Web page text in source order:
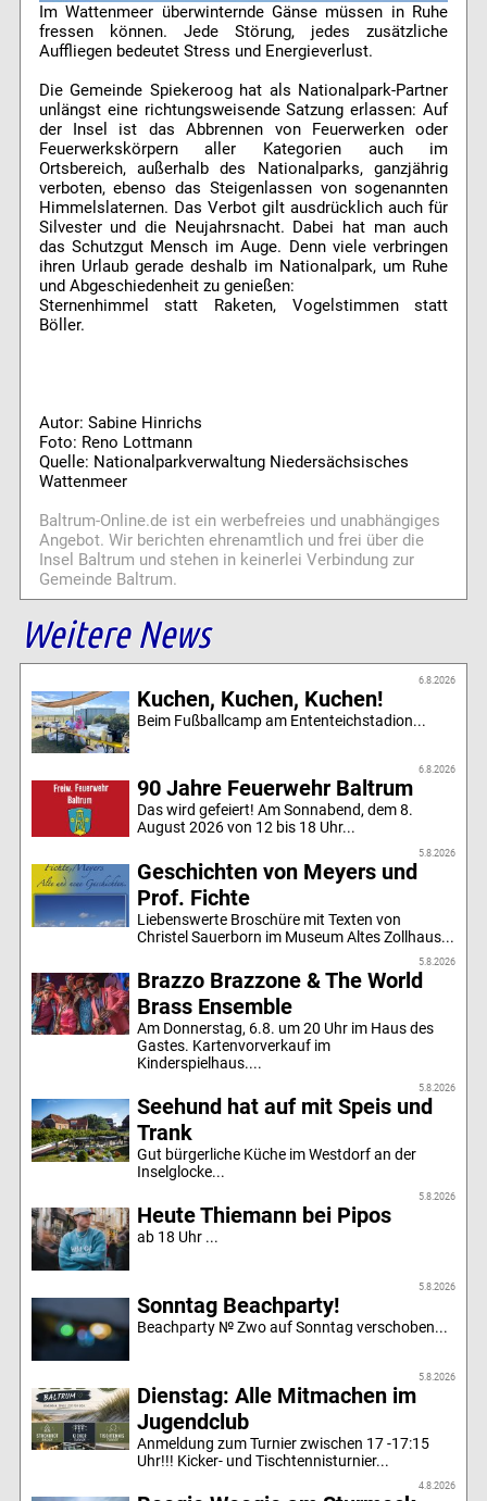
Im Wattenmeer überwinternde Gänse müssen in Ruhe
fressen können. Jede Störung, jedes zusätzliche
Auffliegen bedeutet Stress und Energieverlust.
Die Gemeinde Spiekeroog hat als Nationalpark-Partner
unlängst eine richtungsweisende Satzung erlassen: Auf
der Insel ist das Abbrennen von Feuerwerken oder
Feuerwerkskörpern aller Kategorien auch im
Ortsbereich, außerhalb des Nationalparks, ganzjährig
verboten, ebenso das Steigenlassen von sogenannten
Himmelslaternen. Das Verbot gilt ausdrücklich auch für
Silvester und die Neujahrsnacht. Dabei hat man auch
das Schutzgut Mensch im Auge. Denn viele verbringen
ihren Urlaub gerade deshalb im Nationalpark, um Ruhe
und Abgeschiedenheit zu genießen:
Sternenhimmel statt Raketen, Vogelstimmen statt
Böller.
Autor: Sabine Hinrichs
Foto: Reno Lottmann
Quelle: Nationalparkverwaltung Niedersächsisches
Wattenmeer
Baltrum-Online.de ist ein werbefreies und unabhängiges
Angebot. Wir berichten ehrenamtlich und frei über die
Insel Baltrum und stehen in keinerlei Verbindung zur
Gemeinde Baltrum.
Weitere News
6.8.2026
Kuchen, Kuchen, Kuchen!
Beim Fußballcamp am Ententeichstadion...
6.8.2026
90 Jahre Feuerwehr Baltrum
Das wird gefeiert! Am Sonnabend, dem 8.
August 2026 von 12 bis 18 Uhr...
5.8.2026
Geschichten von Meyers und
Prof. Fichte
Liebenswerte Broschüre mit Texten von
Christel Sauerborn im Museum Altes Zollhaus...
5.8.2026
Brazzo Brazzone & The World
Brass Ensemble
Am Donnerstag, 6.8. um 20 Uhr im Haus des
Gastes. Kartenvorverkauf im
Kinderspielhaus....
5.8.2026
Seehund hat auf mit Speis und
Trank
Gut bürgerliche Küche im Westdorf an der
Inselglocke...
5.8.2026
Heute Thiemann bei Pipos
ab 18 Uhr ...
5.8.2026
Sonntag Beachparty!
Beachparty № Zwo auf Sonntag verschoben...
5.8.2026
Dienstag: Alle Mitmachen im
Jugendclub
Anmeldung zum Turnier zwischen 17 -17:15
Uhr!!! Kicker- und Tischtennisturnier...
4.8.2026